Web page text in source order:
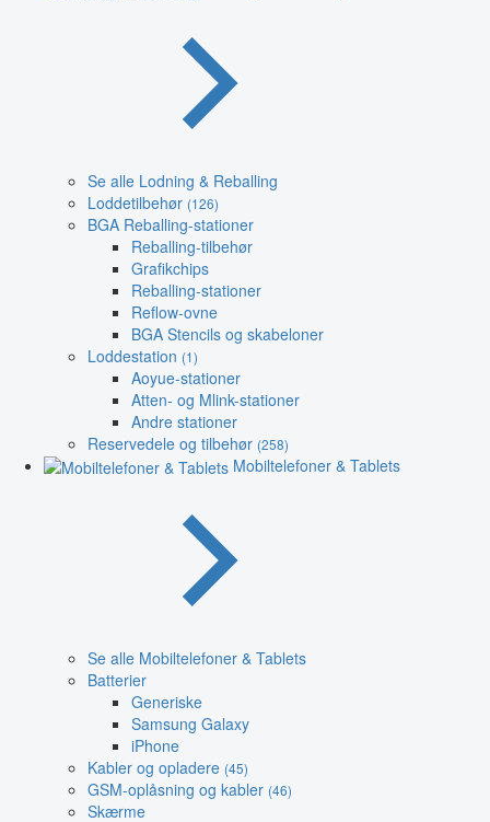
Se alle Lodning & Reballing
Loddetilbehør (126)
BGA Reballing-stationer
Reballing-tilbehør
Grafikchips
Reballing-stationer
Reflow-ovne
BGA Stencils og skabeloner
Loddestation (1)
Aoyue-stationer
Atten- og Mlink-stationer
Andre stationer
Reservedele og tilbehør (258)
Mobiltelefoner & Tablets
Se alle Mobiltelefoner & Tablets
Batterier
Generiske
Samsung Galaxy
iPhone
Kabler og opladere (45)
GSM-oplåsning og kabler (46)
Skærme